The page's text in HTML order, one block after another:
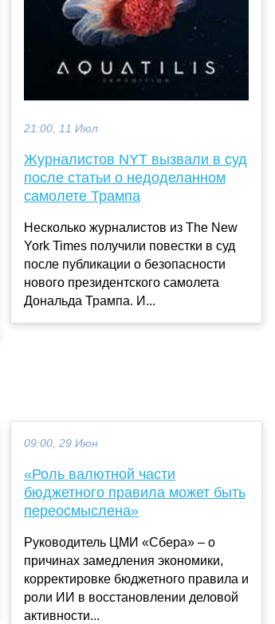
21:00, 11 Июл
Журналистов NYT вызвали в суд
после статьи о недоделанном
самолете Трампа
Несколько журналистов из The New
York Times получили повестки в суд
после публикации о безопасности
нового президентского самолета
Дональда Трампа. И...
09:00, 29 Июн
«Роль валютной части
бюджетного правила может быть
переосмыслена»
Руководитель ЦМИ «Сбера» – о
причинах замедления экономики,
корректировке бюджетного правила и
роли ИИ в восстановлении деловой
активности...